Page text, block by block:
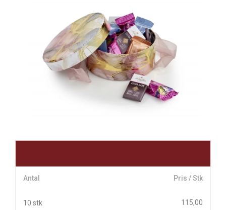
Antal Pris / Stk
10 stk 115,00